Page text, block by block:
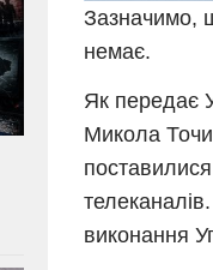
Зазначимо,
немає.
Як передає
Микола
виконання